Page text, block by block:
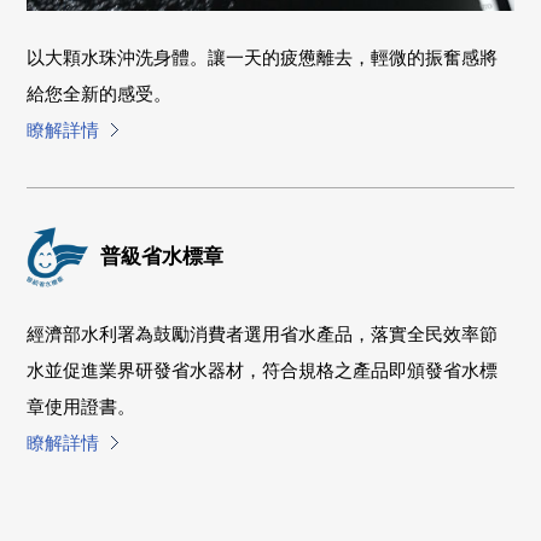
以大顆水珠沖洗身體。讓一天的疲憊離去，輕微的振奮感將
給您全新的感受。
瞭解詳情
普級省水標章
經濟部水利署為鼓勵消費者選用省水產品，落實全民效率節
水並促進業界研發省水器材，符合規格之產品即頒發省水標
章使用證書。
瞭解詳情